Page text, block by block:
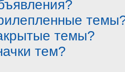
темы?
тем?